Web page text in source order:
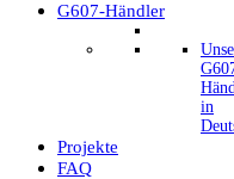
G607-Händler
in
Projekte
FAQ